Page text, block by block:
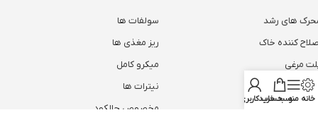
های رشد
کننده خاک
مرغی
اسید
سولفات ها
ریز مغذی ها
میکرو کامل
نیترات ها
مخصوص چالکود
خانه منوسبد خرید
حساب کاربری من